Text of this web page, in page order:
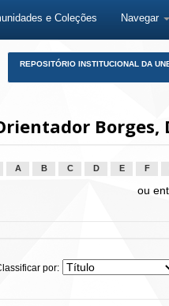
e Coleções Navegar
REPOSITÓRIO INSTITUCIONAL DA
Borges,
A B C D E F
ou
por: